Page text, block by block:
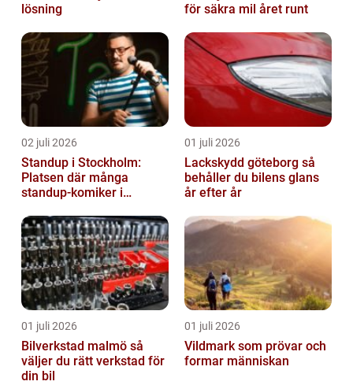
lösning
för säkra mil året runt
02 juli 2026
Standup i Stockholm:
Platsen där många
standup-komiker i
01 juli 2026
Lackskydd göteborg så
behåller du bilens glans
år efter år
01 juli 2026
Bilverkstad malmö så
väljer du rätt verkstad för
din bil
01 juli 2026
Vildmark som prövar och
formar människan